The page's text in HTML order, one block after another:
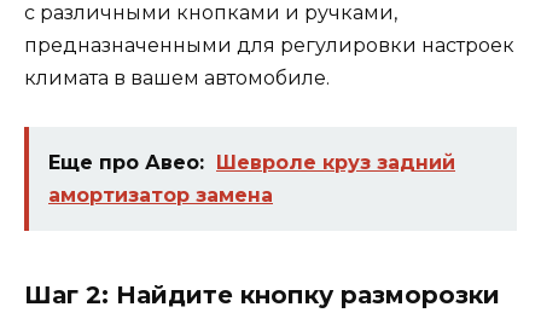
с различными кнопками и ручками,
предназначенными для регулировки настроек
климата в вашем автомобиле.
Еще про Авео:
Шевроле круз задний
амортизатор замена
Шаг 2: Найдите кнопку разморозки